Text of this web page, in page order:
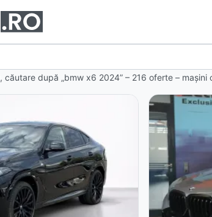
căutare după „bmw x6 2024” – 216 oferte – mașini